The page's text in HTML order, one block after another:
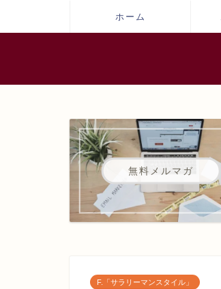
ホーム
無料メルマガ
F.「サラリーマンスタイル」